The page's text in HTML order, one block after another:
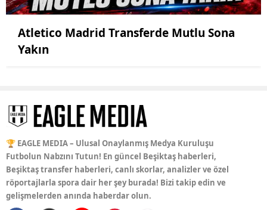
Atletico Madrid Transferde Mutlu Sona
Yakın
🏆 EAGLE MEDIA – Ulusal Onaylanmış Medya Kuruluşu
Futbolun Nabzını Tutun! En güncel Beşiktaş haberleri,
Beşiktaş transfer haberleri, canlı skorlar, analizler ve özel
röportajlarla spora dair her şey burada! Bizi takip edin ve
gelişmelerden anında haberdar olun.